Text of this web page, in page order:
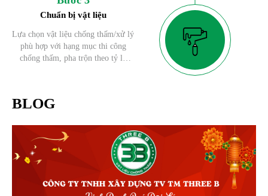
Chuẩn bị vật liệu
Lựa chọn vật liệu chống thấm/xử lý
phù hợp với hạng mục thi công
chống thấm, pha trộn theo tỷ lệ
để sơn lớp đầu tiên lên bề mặt.
tăng tính bám dính của lớp sơn.
Sơn lớp thứ hai (tuỳ chọn): Nếu
cần thiết và theo hướng dẫn của nhà
sản xuất, tiến hành sơn lớp thứ hai
sau khi lớp sơn đầu tiên đã khô
hoàn toàn.
BLOG
PHÁP CHỐNG THẤM " LẦN I do Công ty Chống
thấm Three B đồng hành cùng Công ty TNHH Sơn &
Dịch Vụ Xây Dựng Hanaco - NPP 3B tại khu vực
Miền Tây đã thu hút đông đảo khách mời tham gia tại
khu vực TP Sóc Trăng.
CHƯƠNG TRÌNH TRI ÂN KHÁCH
HÀNG - ĐỒNG HÀNH MÙA MƯA
Từ ngày 10.07.2024 đến 10.10.2024, Chống thấm 3B